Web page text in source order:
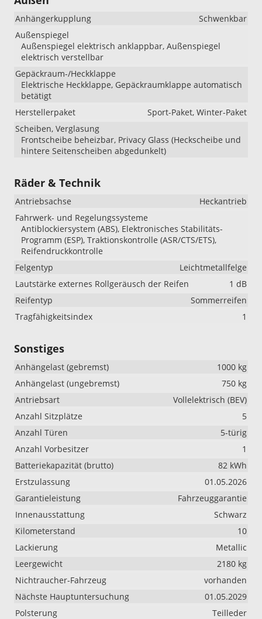
Anhängerkupplung
Schwenkbar
Außenspiegel
Außenspiegel elektrisch anklappbar, Außenspiegel
elektrisch verstellbar
Gepäckraum-/Heckklappe
Elektrische Heckklappe, Gepäckraumklappe automatisch
betätigt
Herstellerpaket
Sport-Paket, Winter-Paket
Scheiben, Verglasung
Frontscheibe beheizbar, Privacy Glass (Heckscheibe und
hintere Seitenscheiben abgedunkelt)
Räder & Technik
Antriebsachse
Heckantrieb
Fahrwerk- und Regelungssysteme
Antiblockiersystem (ABS), Elektronisches Stabilitäts-
Programm (ESP), Traktionskontrolle (ASR/CTS/ETS),
Reifendruckkontrolle
Felgentyp
Leichtmetallfelge
Lautstärke externes Rollgeräusch der Reifen
1 dB
Reifentyp
Sommerreifen
Tragfähigkeitsindex
1
Sonstiges
Anhängelast (gebremst)
1000 kg
Anhängelast (ungebremst)
750 kg
Antriebsart
Vollelektrisch (BEV)
Anzahl Sitzplätze
5
Anzahl Türen
5-türig
Anzahl Vorbesitzer
1
Batteriekapazität (brutto)
82 kWh
Erstzulassung
01.05.2026
Garantieleistung
Fahrzeuggarantie
Innenausstattung
Schwarz
Kilometerstand
10
Lackierung
Metallic
Leergewicht
2180 kg
Nichtraucher-Fahrzeug
vorhanden
Nächste Hauptuntersuchung
01.05.2029
Polsterung
Teilleder